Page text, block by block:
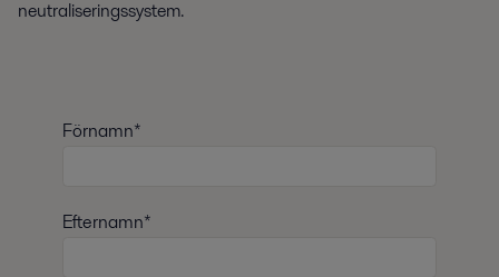
neutraliseringssystem.
Förnamn*
Efternamn*